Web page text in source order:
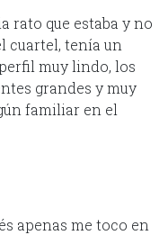
rato que estaba y no
cuartel, tenía un
muy lindo, los
grandes y muy
familiar en el
apenas me toco en